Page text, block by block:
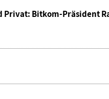
Privat: Bitkom-Präsident